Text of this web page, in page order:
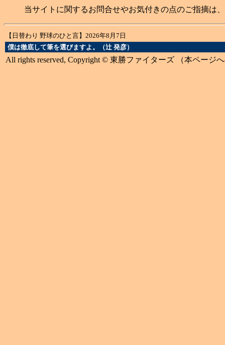
当サイトに関するお問合せやお気付きの点のご指摘は、
【日替わり 野球のひと言】2026年8月7日
僕は徹底して筆を選びますよ。（辻 発彦）
All rights reserved, Copyright © 東勝ファイターズ （本ページ